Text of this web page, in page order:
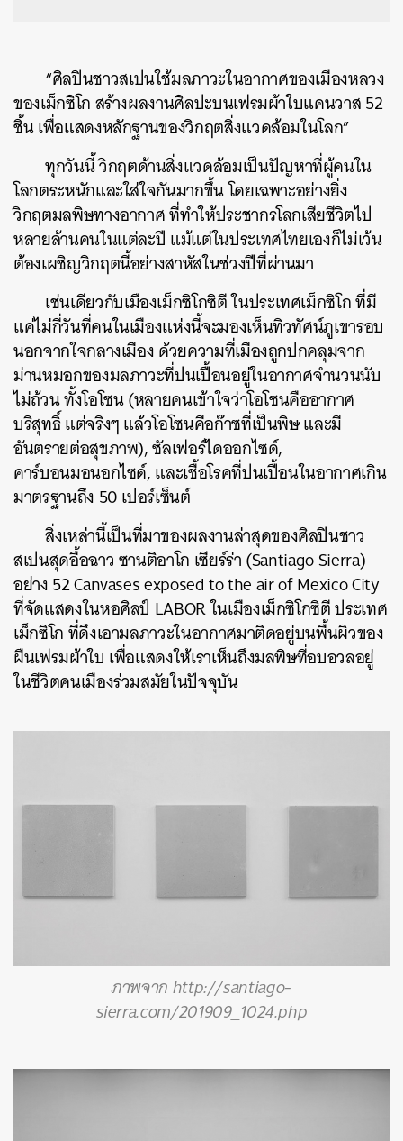
“ศิลปินชาวสเปนใช้มลภาวะในอากาศของเมืองหลวง
ของเม็กซิโก สร้างผลงานศิลปะบนเฟรมผ้าใบแคนวาส 52
ชิ้น เพื่อแสดงหลักฐานของวิกฤตสิ่งแวดล้อมในโลก”
ทุกวันนี้ วิกฤตด้านสิ่งแวดล้อมเป็นปัญหาที่ผู้คนใน
โลกตระหนักและใส่ใจกันมากขึ้น โดยเฉพาะอย่างยิ่ง
วิกฤตมลพิษทางอากาศ ที่ทำให้ประชากรโลกเสียชีวิตไป
หลายล้านคนในแต่ละปี แม้แต่ในประเทศไทยเองก็ไม่เว้น
ต้องเผชิญวิกฤตนี้อย่างสาหัสในช่วงปีที่ผ่านมา
เช่นเดียวกับเมืองเม็กซิโกซิตี ในประเทศเม็กซิโก ที่มี
แค่ไม่กี่วันที่คนในเมืองแห่งนี้จะมองเห็นทิวทัศน์ภูเขารอบ
นอกจากใจกลางเมือง ด้วยความที่เมืองถูกปกคลุมจาก
ม่านหมอกของมลภาวะที่ปนเปื้อนอยู่ในอากาศจำนวนนับ
ไม่ถ้วน ทั้งโอโซน (หลายคนเข้าใจว่าโอโซนคืออากาศ
บริสุทธิ์ แต่จริงๆ แล้วโอโซนคือก๊าซที่เป็นพิษ และมี
อันตรายต่อสุขภาพ), ซัลเฟอร์ไดออกไซด์,
คาร์บอนมอนอกไซด์, และเชื้อโรคที่ปนเปื้อนในอากาศเกิน
มาตรฐานถึง 50 เปอร์เซ็นต์
สิ่งเหล่านี้เป็นที่มาของผลงานล่าสุดของศิลปินชาว
สเปนสุดอื้อฉาว ซานติอาโก เซียร์ร่า (Santiago Sierra)
อย่าง 52 Canvases exposed to the air of Mexico City
ที่จัดแสดงในหอศิลป์ LABOR ในเมืองเม็กซิโกซิตี ประเทศ
เม็กซิโก ที่ดึงเอามลภาวะในอากาศมาติดอยู่บนพื้นผิวของ
ผืนเฟรมผ้าใบ เพื่อแสดงให้เราเห็นถึงมลพิษที่อบอวลอยู่
ในชีวิตคนเมืองร่วมสมัยในปัจจุบัน
ภาพจาก http://santiago-
sierra.com/201909_1024.php